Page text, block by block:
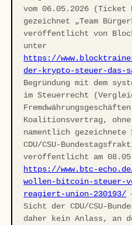
vom 06.05.2026 (Ticket
gezeichnet „Team
veröffentlicht von
unter
https://
der-krypto-steuer-das-
Begründung mit dem
im Steuerrecht
Koalitionsvertrag,
namentlich gezeichnete
CDU/CSU-
veröffentlicht am
https://www.btc-
wollen-bitcoin-steuer-
reagiert-union-230193/
Sicht der CDU/CSU-
daher kein Anlass, an